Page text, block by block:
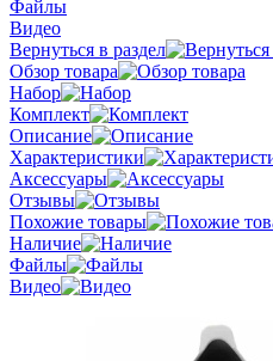
Файлы
Видео
Вернуться в раздел
Обзор товара
Набор
Комплект
Описание
Характеристики
Аксессуары
Отзывы
Похожие товары
Наличие
Файлы
Видео